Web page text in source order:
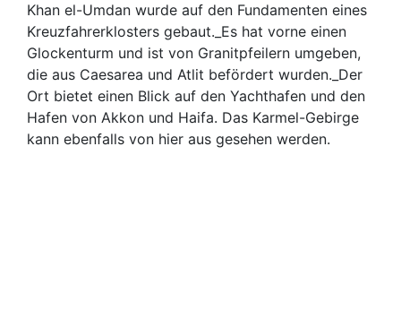
Khan el-Umdan wurde auf den Fundamenten eines
Kreuzfahrerklosters gebaut._Es hat vorne einen
Glockenturm und ist von Granitpfeilern umgeben,
die aus Caesarea und Atlit befördert wurden._Der
Ort bietet einen Blick auf den Yachthafen und den
Hafen von Akkon und Haifa. Das Karmel-Gebirge
kann ebenfalls von hier aus gesehen werden.